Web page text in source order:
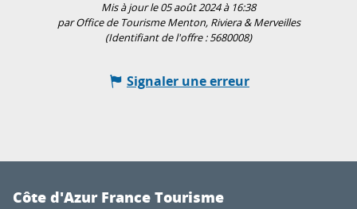
Mis à jour le 05 août 2024 à 16:38
par Office de Tourisme Menton, Riviera & Merveilles
(Identifiant de l'offre :5680008)
Signaler une erreur
Côte d'Azur France Tourisme